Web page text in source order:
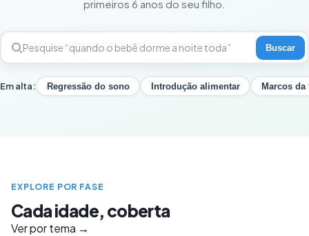
primeiros 6 anos do seu filho.
Buscar
Em alta: Regressão do sono Introdução alimentar Marcos da
EXPLORE POR FASE
Cada idade, coberta
Ver por tema →